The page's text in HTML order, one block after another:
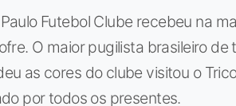
Futebol Clube recebeu na
O maior pugilista brasileiro
as cores do clube visitou o
por todos os presentes.